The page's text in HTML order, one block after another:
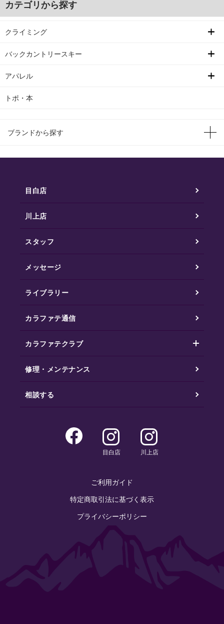
カテゴリから探す
クライミング
バックカントリースキー
アパレル
トポ・本
ブランドから探す
目白店
川上店
スタッフ
メッセージ
ライブラリー
カラファテ通信
カラファテクラブ
修理・メンテナンス
相談する
目白店 川上店
ご利用ガイド
特定商取引法に基づく表示
プライバシーポリシー